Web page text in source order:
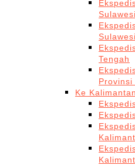
Tengah
Provinsi
Ke Kalimantan